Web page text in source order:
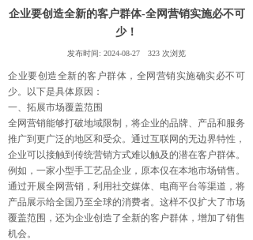
企业要创造全新的客户群体-全网营销实施必不可
少！
发布时间: 2024-08-27 323 次浏览
企业要创造全新的客户群体，全网营销实施确实必不可
少。以下是具体原因：
一、拓展市场覆盖范围
全网营销能够打破地域限制，将企业的品牌、产品和服务
推广到更广泛的地区和受众。通过互联网的无边界特性，
企业可以接触到传统营销方式难以触及的潜在客户群体。
例如，一家小型手工艺品企业，原本仅在本地市场销售。
通过开展全网营销，利用社交媒体、电商平台等渠道，将
产品展示给全国乃至全球的消费者。这样不仅扩大了市场
覆盖范围，还为企业创造了全新的客户群体，增加了销售
机会。